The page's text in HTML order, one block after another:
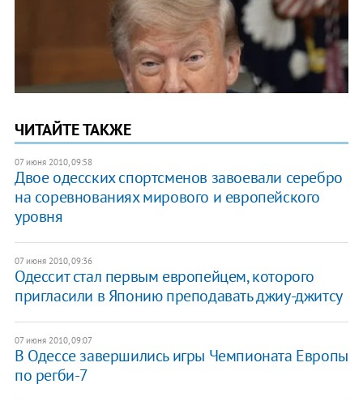
ЧИТАЙТЕ ТАКЖЕ
07 июня 2010, 09:58
Двое одесских спортсменов завоевали серебро
на соревнованиях мирового и европейского
уровня
07 июня 2010, 09:36
Одессит стал первым европейцем, которого
пригласили в Японию преподавать джиу-джитсу
07 июня 2010, 09:07
В Одессе завершились игры Чемпионата Европы
по регби-7